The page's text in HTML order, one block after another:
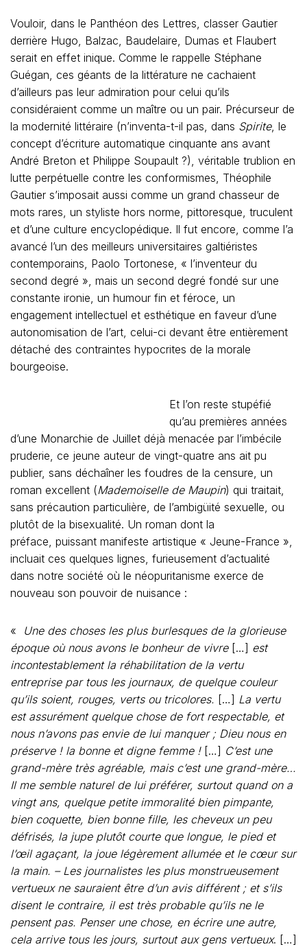
Vouloir, dans le Panthéon des Lettres, classer Gautier
derrière Hugo, Balzac, Baudelaire, Dumas et Flaubert
serait en effet inique. Comme le rappelle Stéphane
Guégan, ces géants de la littérature ne cachaient
d’ailleurs pas leur admiration pour celui qu’ils
considéraient comme un maître ou un pair. Précurseur de
la modernité littéraire (n’inventa-t-il pas, dans Spirite, le
concept d’écriture automatique cinquante ans avant
André Breton et Philippe Soupault ?), véritable trublion en
lutte perpétuelle contre les conformismes, Théophile
Gautier s’imposait aussi comme un grand chasseur de
mots rares, un styliste hors norme, pittoresque, truculent
et d’une culture encyclopédique. Il fut encore, comme l’a
avancé l’un des meilleurs universitaires galtiéristes
contemporains, Paolo Tortonese, « l’inventeur du
second degré », mais un second degré fondé sur une
constante ironie, un humour fin et féroce, un
engagement intellectuel et esthétique en faveur d’une
autonomisation de l’art, celui-ci devant être entièrement
détaché des contraintes hypocrites de la morale
bourgeoise.
Et l’on reste stupéfié
qu’au premières années
d’une Monarchie de Juillet déjà menacée par l’imbécile
pruderie, ce jeune auteur de vingt-quatre ans ait pu
publier, sans déchaîner les foudres de la censure, un
roman excellent (Mademoiselle de Maupin) qui traitait,
sans précaution particulière, de l’ambigüité sexuelle, ou
plutôt de la bisexualité. Un roman dont la
préface, puissant manifeste artistique « Jeune-France »,
incluait ces quelques lignes, furieusement d’actualité
dans notre société où le néopuritanisme exerce de
nouveau son pouvoir de nuisance :
« Une des choses les plus burlesques de la glorieuse
époque où nous avons le bonheur de vivre[…] est
incontestablement la réhabilitation de la vertu
entreprise par tous les journaux, de quelque couleur
qu’ils soient, rouges, verts ou tricolores. […] La vertu
est assurément quelque chose de fort respectable, et
nous n’avons pas envie de lui manquer ; Dieu nous en
préserve ! la bonne et digne femme ![…] C’est une
grand-mère très agréable, mais c’est une grand-mère…
Il me semble naturel de lui préférer, surtout quand on a
vingt ans, quelque petite immoralité bien pimpante,
bien coquette, bien bonne fille, les cheveux un peu
défrisés, la jupe plutôt courte que longue, le pied et
l’œil agaçant, la joue légèrement allumée et le cœur sur
la main. – Les journalistes les plus monstrueusement
vertueux ne sauraient être d’un avis différent ; et s’ils
disent le contraire, il est très probable qu’ils ne le
pensent pas. Penser une chose, en écrire une autre,
cela arrive tous les jours, surtout aux gens vertueux. […]